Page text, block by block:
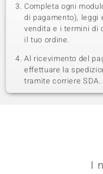
Completa ogni
di pagamento), leggi
vendita e i termini di
il tuo ordine.
Al ricevimento del
effettuare la
tramite corriere SDA.
I